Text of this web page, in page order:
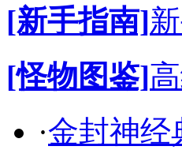
[新手指南]
[怪物图鉴]
·金封神经